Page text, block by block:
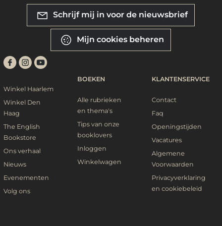
Schrijf mij in voor de nieuwsbrief
Mijn cookies beheren
Winkel Haarlem
Winkel Den
Haag
The English
Bookstore
Ons verhaal
Nieuws
Evenementen
Volg ons
BOEKEN
Alle rubrieken
en thema's
Tips van onze
booklovers
Inloggen
Winkelwagen
KLANTENSERVICE
Contact
Faq
Openingstijden
Vacatures
Algemene
Voorwaarden
Privacyverklaring
en cookiebeleid